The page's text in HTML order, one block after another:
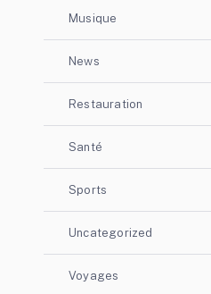
Musique
News
Restauration
Santé
Sports
Uncategorized
Voyages